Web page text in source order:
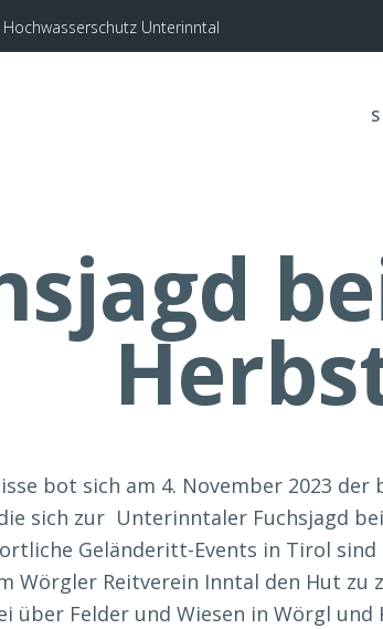
Unterinntal
bot sich am 4. November 2023 der
die sich zur Unterinntaler Fuchsjagd
Geländeritt-Events in Tirol sind
Wörgler Reitverein Inntal den Hut zu
über Felder und Wiesen in Wörgl und